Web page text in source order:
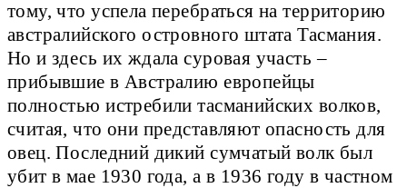
тому, что успела перебраться на территорию
австралийского островного штата Тасмания.
Но и здесь их ждала суровая участь –
прибывшие в Австралию европейцы
полностью истребили тасманийских волков,
считая, что они представляют опасность для
овец. Последний дикий сумчатый волк был
убит в мае 1930 года, а в 1936 году в частном